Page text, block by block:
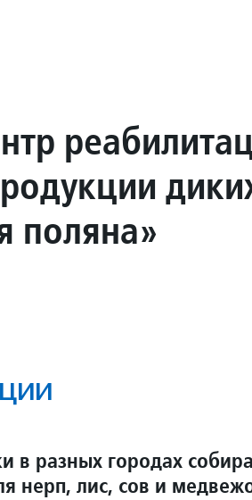
поляна»
в разных городах
нерп, лис, сов и